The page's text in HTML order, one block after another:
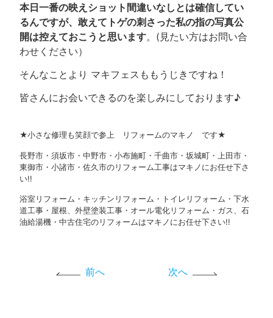
本日一番の映えショット間違いなしとは確信してい
るんですが、敢えてトゲの刺さった私の指の写真公
開は控えておこうと思います。(見たい方はお問い合
わせください）
そんなことより マキフェスももうじきですね！
皆さんにお会いできるのを楽しみにしております♪
★小さな修理も笑顔で参上 リフォームのマキノ です★
長野市・須坂市・中野市・小布施町・千曲市・坂城町・上田市・
東御市・小諸市・佐久市のリフォーム工事はマキノにお任せ下さ
い!!
浴室リフォーム・キッチンリフォーム・トイレリフォーム・下水
道工事・屋根、外壁塗装工事・オール電化リフォーム・ガス、石
油給湯機・中古住宅のリフォームはマキノにお任せ下さい!!
前へ 次へ